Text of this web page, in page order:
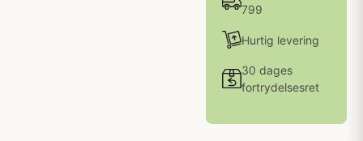
799
Hurtig levering
30 dages
fortrydelsesret